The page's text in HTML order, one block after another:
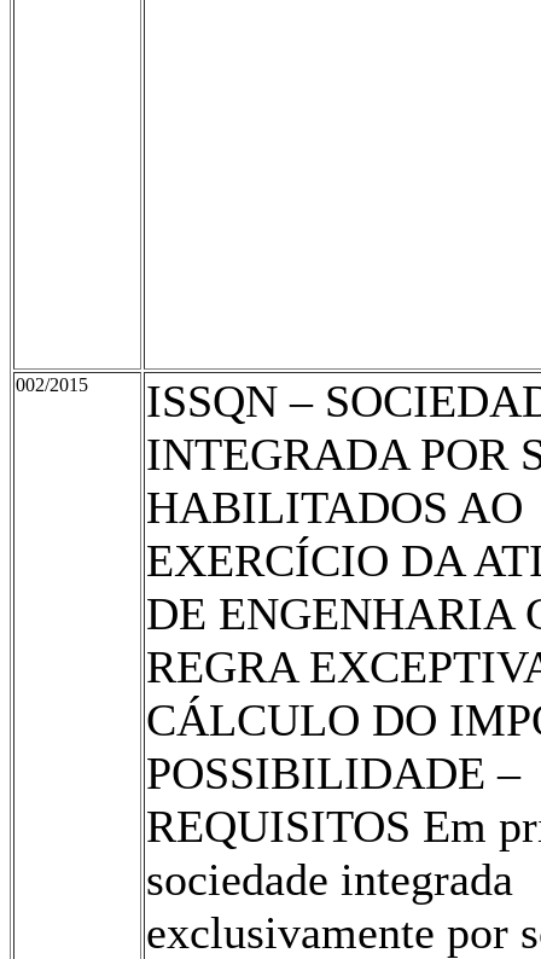
002/2015
ISSQN –
INTEGRADA POR
HABILITADOS AO
EXERCÍCIO DA
DE ENGENHARIA
REGRA
CÁLCULO DO
POSSIBILIDADE –
REQUISITOS Em
sociedade integrada
exclusivamente por